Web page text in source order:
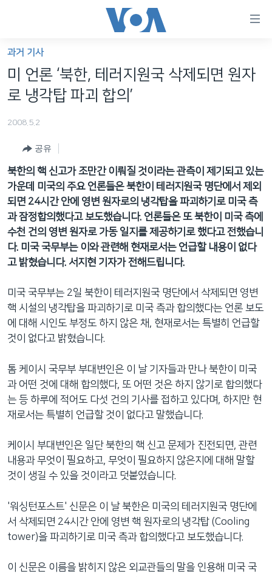
가
능
링
츠
로
이
동
메
인
비
이
션
로
이
동
검
으
로
이
세계
프로그램
주파수 안내
언어 선택
과거 기사
미 언론 ‘북한, 테러지원국 삭제되면 원자
로 냉각탑 파괴 합의’
2008.5.2
공유
북한의 핵 신고가 조만간 이뤄질 것이라는 관측이 제기되고 있는
가운데 미국의 주요 언론들은 북한이 테러지원국 명단에서 제외
되면 24시간 안에 영변 원자로의 냉각탑을 파괴하기로 미국 측
과 잠정합의했다고 보도했습니다. 언론들은 또 북한이 미국 측에
수천 건의 영변 원자로 가동 일지를 제공하기로 했다고 전했습니
다. 미국 국무부는 이와 관련해 현재로서는 언급할 내용이 없다
고 밝혔습니다. 서지현 기자가 전해드립니다.
미국 국무부는 2일 북한이 테러지원국 명단에서 삭제되면 영변
핵 시설의 냉각탑을 파괴하기로 미국 측과 합의했다는 언론 보도
에 대해 시인도 부정도 하지 않은 채, 현재로서는 특별히 언급할
것이 없다고 밝혔습니다.
톰 케이시 국무부 부대변인은 이 날 기자들과 만나 북한이 미국
과 어떤 것에 대해 합의했다, 또 어떤 것은 하지 않기로 합의했다
는 등 하루에 적어도 다섯 건의 기사를 접하고 있다며, 하지만 현
재로서는 특별히 언급할 것이 없다고 말했습니다.
케이시 부대변인은 일단 북한의 핵 신고 문제가 진전되면, 관련
내용과 무엇이 필요하고, 무엇이 필요하지 않은지에 대해 말할
것이 생길 수 있을 것이라고 덧붙였습니다.
'워싱턴포스트' 신문은 이 날 북한은 미국의 테러지원국 명단에
서 삭제되면 24시간 안에 영변 핵 원자로의 냉각탑 (Cooling
tower)을 파괴하기로 미국 측과 합의했다고 보도했습니다.
이 신문은 이름을 밝히지 않은 외교관들의 말을 인용해 미국 국